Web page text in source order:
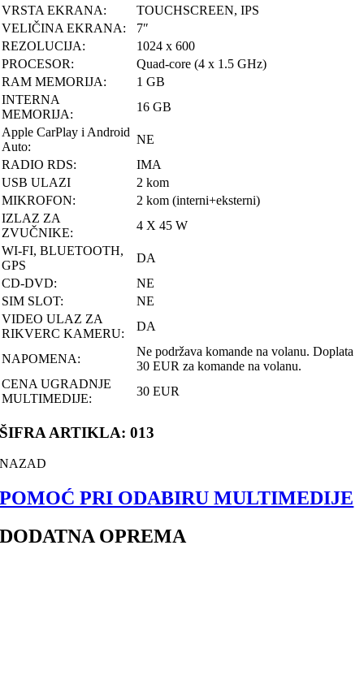
VRSTA EKRANA:
TOUCHSCREEN, IPS
VELIČINA EKRANA:
7″
REZOLUCIJA:
1024 x 600
PROCESOR:
Quad-core (4 x 1.5 GHz)
RAM MEMORIJA:
1 GB
INTERNA
MEMORIJA:
16 GB
Apple CarPlay i Android
Auto:
NE
RADIO RDS:
IMA
USB ULAZI
2 kom
MIKROFON:
2 kom (interni+eksterni)
IZLAZ ZA
ZVUČNIKE:
4 X 45 W
WI-FI, BLUETOOTH,
GPS
DA
CD-DVD:
NE
SIM SLOT:
NE
VIDEO ULAZ ZA
RIKVERC KAMERU:
DA
NAPOMENA:
Ne podržava komande na volanu. Doplata
30 EUR za komande na volanu.
CENA UGRADNJE
MULTIMEDIJE:
30 EUR
ŠIFRA ARTIKLA: 013
NAZAD
POMOĆ PRI ODABIRU MULTIMEDIJE
DODATNA OPREMA